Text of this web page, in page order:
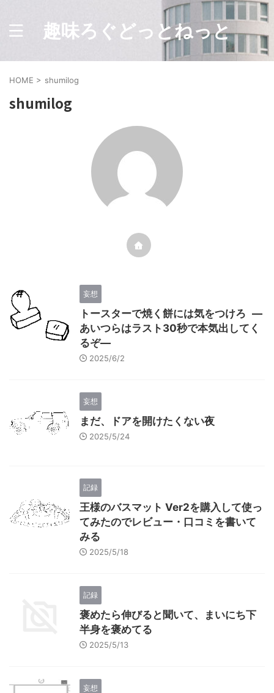
趣味ろぐどっとねっと
HOME > shumilog
shumilog
妄想
トースターで焼く餅には気をつけろ —
あいつらはラスト30秒で本気出してく
るぞ—
2025/6/2
妄想
まだ、ドアを開けたくない夜
2025/5/24
記録
王様のバスマット Ver2を購入して使っ
てみたのでレビュー・口コミを書いて
みる
2025/5/18
記録
褒めたら伸びると聞いて、まいにち下
半身を褒めてる
2025/5/13
妄想